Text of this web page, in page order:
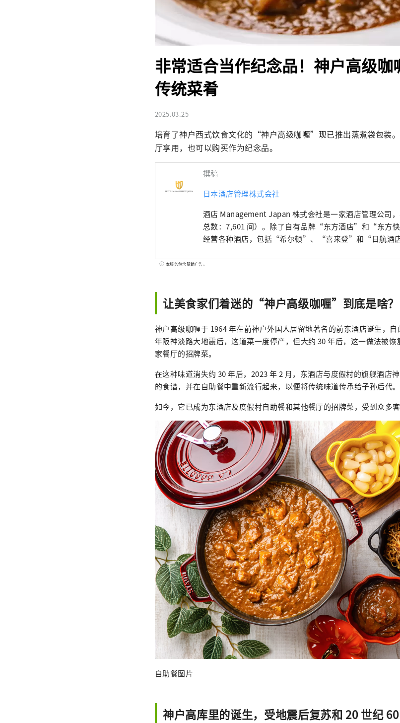
非常适合当作纪念品！神户高级咖
传统菜肴
2025.03.25
培育了神户西式饮食文化的“神户高级咖喱”现已推出蒸煮袋包装
厅享用，也可以购买作为纪念品。
撰稿
日本酒店管理株式会社
酒店 Management Japan 株式会社是一家酒店管理公司
总数：7,601 间）。除了自有品牌“东方酒店”和“东方
经营各种酒店，包括“希尔顿”、“喜来登”和“日航酒
本服务包含赞助广告。
让美食家们着迷的“神户高级咖喱”到底是啥？
神户高级咖喱于 1964 年在前神户外国人居留地著名的前东酒店诞生，
年阪神淡路大地震后，这道菜一度停产，但大约 30 年后，这一做法被
家餐厅的招牌菜。
在这种味道消失约 30 年后，2023 年 2 月，东酒店与度假村的旗舰酒店
的食谱，并在自助餐中重新流行起来，以便将传统味道传承给子孙后代。
如今，它已成为东酒店及度假村自助餐和其他餐厅的招牌菜，受到众多客
自助餐图片
神户高库里的诞生，受地震后复苏和 20 世纪